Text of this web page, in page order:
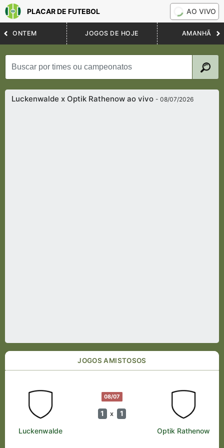
PLACAR DE FUTEBOL AO VIVO
ONTEM JOGOS DE HOJE AMANHÃ
Luckenwalde x Optik Rathenow ao vivo- 08/07/2026
JOGOS AMISTOSOS
08/07
1 x 1
Luckenwalde Optik Rathenow